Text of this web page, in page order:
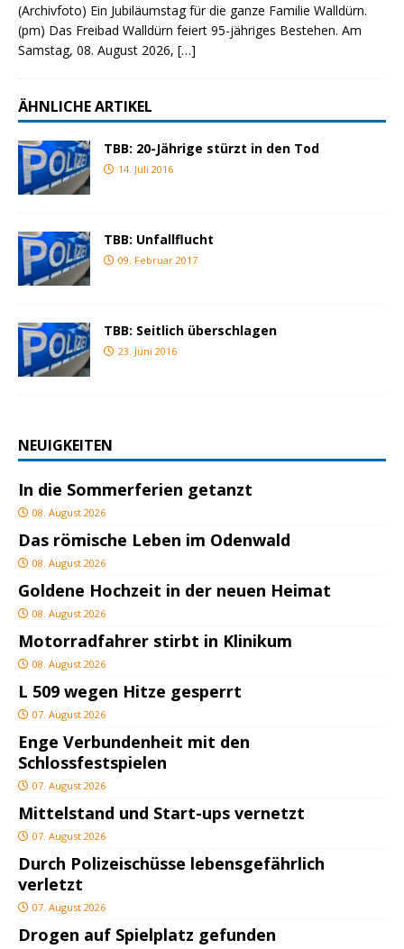
(Archivfoto) Ein Jubiläumstag für die ganze Familie Walldürn.
(pm) Das Freibad Walldürn feiert 95-jähriges Bestehen. Am
Samstag, 08. August 2026, […]
ÄHNLICHE ARTIKEL
TBB: 20-Jährige stürzt in den Tod
14. Juli 2016
TBB: Unfallflucht
09. Februar 2017
TBB: Seitlich überschlagen
23. Juni 2016
NEUIGKEITEN
In die Sommerferien getanzt
08. August 2026
Das römische Leben im Odenwald
08. August 2026
Goldene Hochzeit in der neuen Heimat
08. August 2026
Motorradfahrer stirbt in Klinikum
08. August 2026
L 509 wegen Hitze gesperrt
07. August 2026
Enge Verbundenheit mit den
Schlossfestspielen
07. August 2026
Mittelstand und Start-ups vernetzt
07. August 2026
Durch Polizeischüsse lebensgefährlich
verletzt
07. August 2026
Drogen auf Spielplatz gefunden